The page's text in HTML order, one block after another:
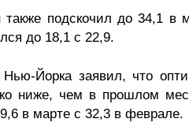
также подскочил до 34,1 в
до 18,1 с 22,9.
Йорка заявил, что
ниже, чем в прошлом
в марте с 32,3 в феврале.